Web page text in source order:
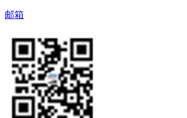
邮箱